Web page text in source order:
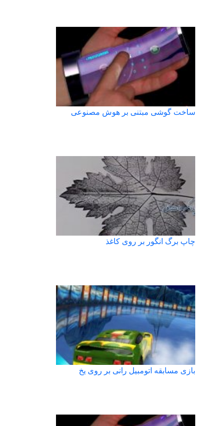
ساخت گوشی مبتنی بر هوش مصنوعی
چاپ برگ انگور بر روی کاغذ
بازی مسابقه اتومبیل رانی بر روی یخ